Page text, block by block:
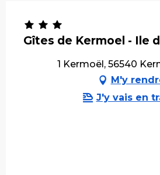
Gîtes de Kermoel - Ile
1 Kermoël, 56540
M'y
J'y vais en